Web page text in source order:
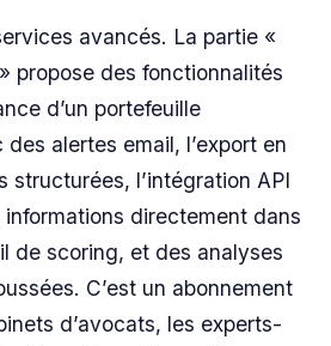
avancés. La partie «
propose des fonctionnalités
d’un portefeuille
des alertes email, l’export en
structurées, l’intégration API
directement dans
de scoring, et des analyses
C’est un abonnement
d’avocats, les experts-